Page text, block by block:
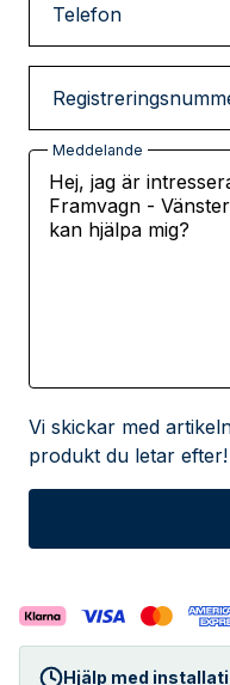
Telefon
Meddelande
Vi skickar med
produkt du letar efter!
Hjälp med